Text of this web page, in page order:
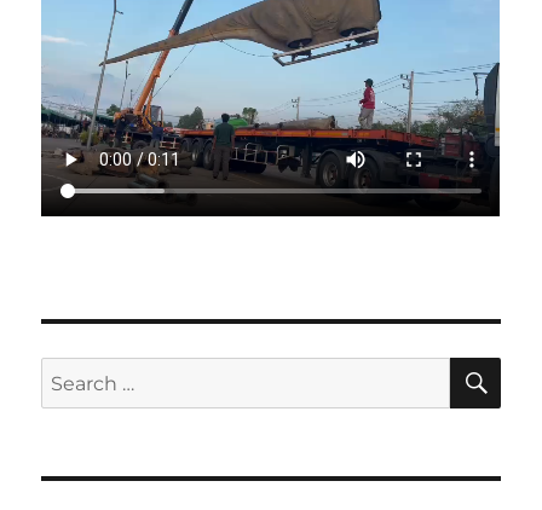
Search
for: